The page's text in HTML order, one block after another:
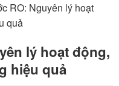
RO: Nguyên lý hoạt
quả
lý hoạt động,
hiệu quả